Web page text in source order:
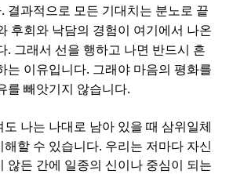
. 결과적으로 모든 기대치는 분노로 끝
후회와 낙담의 경험이 여기에서 나온
. 그래서 선을 행하고 나면 반드시 흔
는 이유입니다. 그래야 마음의 평화를
를 빼앗기지 않습니다.
나는 나대로 남아 있을 때 삼위일체
해할 수 있습니다. 우리는 저마다 자신
않든 간에 일종의 신이나 중심이 되는